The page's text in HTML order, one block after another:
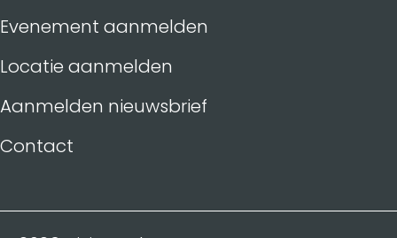
Evenement aanmelden
Locatie aanmelden
Aanmelden nieuwsbrief
Contact